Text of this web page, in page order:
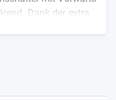
Dank der extra
bietet mit einem
für mehrere